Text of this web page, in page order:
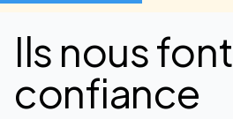
Ils nous font
confiance